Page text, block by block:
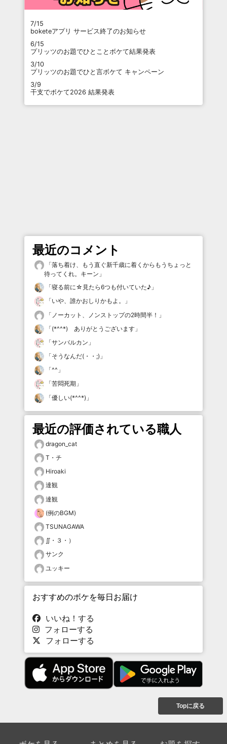
7/15
boketeアプリ サービス終了のお知らせ
6/15
プリッツのお題でひとことボケて結果発表
3/10
プリッツのお題でひと言ボケて キャンペーン
3/9
干支でボケて2026 結果発表
最近のコメント
「落ち着け、もう直ぐ新千歳に着くからもうちょっと
待ってくれ。キーン 」
「寝る前に☆見たら6つも付いていた♪ 」
「いや、誰かおしりかもよ。
」
「 ノーカット、ノンストップの2時間半！ 」
「(*^^*) ありがとうございます 」
「サンバルカン 」
「そうなんだ(・・;) 」
「^^ 」
「苦悶死期 」
「優しい(*^^*) 」
最近の評価されている職人
dragon_cat
T・チ
Hiroaki
達観
達観
(例のBGM)
TSUNAGAWA
∬・３・）
サンク
ユッキー
おすすめのボケを毎日お届け
いいね！する
フォローする
フォローする
Topに戻る